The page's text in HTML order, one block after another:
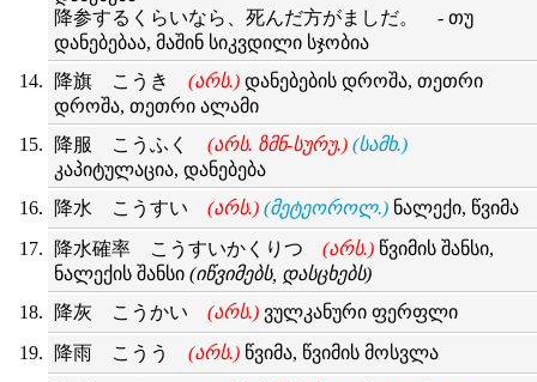
降参するくらいなら、死んだ方がましだ。 - თუ
დანებებაა, მაშინ სიკვდილი სჯობია
降旗 こうき (არს.) დანებების დროშა, თეთრი
დროშა, თეთრი ალამი
降服 こうふく (არს. ზმნ-სურუ.) (სამხ.)
კაპიტულაცია, დანებება
降水 こうすい (არს.) (მეტეოროლ.) ნალექი, წვიმა
降水確率 こうすいかくりつ (არს.) წვიმის შანსი,
ნალექის შანსი (იწვიმებს, დასცხებს)
降灰 こうかい (არს.) ვულკანური ფერფლი
降雨 こうう (არს.) წვიმა, წვიმის მოსვლა